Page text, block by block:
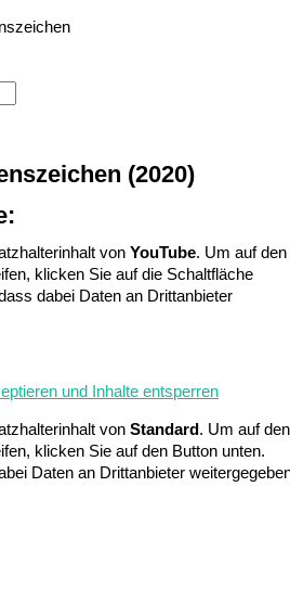
(2020)
von YouTube. Um auf den
klicken Sie auf die Schaltfläche
dabei Daten an Drittanbieter
und Inhalte entsperren
von Standard . Um auf den
klicken Sie auf den Button unten.
Daten an Drittanbieter